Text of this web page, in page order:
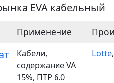
EVA кабельный
Применение
Кабели,
содержание VA
15%, ПТР 6.0
Lotte